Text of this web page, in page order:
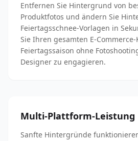
Entfernen Sie Hintergrund von
Produktfotos und ändern Sie
Feiertagsschnee-Vorlagen in
Sie Ihren gesamten E-
Feiertagssaison ohne
Designer zu engagieren.
Multi-Plattform-Leistung
Sanfte Hintergründe